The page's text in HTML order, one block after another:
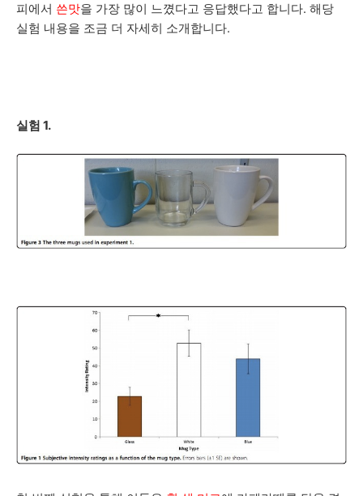
피에서 쓴맛을 가장 많이 느꼈다고 응답했다고 합니다. 해당
실험 내용을 조금 더 자세히 소개합니다.
실험 1.